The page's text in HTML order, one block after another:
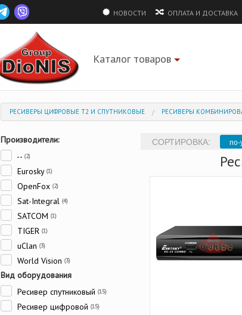
НОВОСТИ ОПЛАТА И ДОСТАВКА
Каталог товаров
РЕСИВЕРЫ ЦИФРОВЫЕ Т2 И СПУТНИКОВЫЕ РЕСИВЕРЫ
Производители:
-- (2)
Eurosky (1)
OpenFox (2)
Sat-Integral (4)
SATCOM (1)
TIGER (1)
uClan (3)
World Vision (3)
Вид оборудования
Ресивер спутниковый (15)
Ресивер цифровой (15)
СОРТИРОВКА: